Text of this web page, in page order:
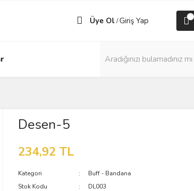
Üye Ol /Giriş Yap
Desen-5
234,92 TL
Kategori
Buff - Bandana
Stok Kodu
DL003